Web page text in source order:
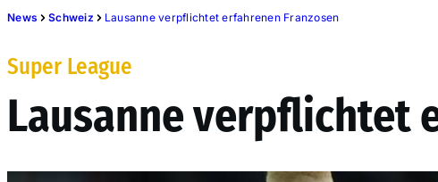
News Schweiz Lausanne verpflichtet erfahrenen Franzosen
Super League
Lausanne verpflichtet